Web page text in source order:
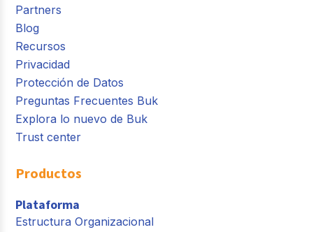
Partners
Blog
Recursos
Privacidad
Protección de Datos
Preguntas Frecuentes Buk
Explora lo nuevo de Buk
Trust center
Productos
Plataforma
Estructura Organizacional